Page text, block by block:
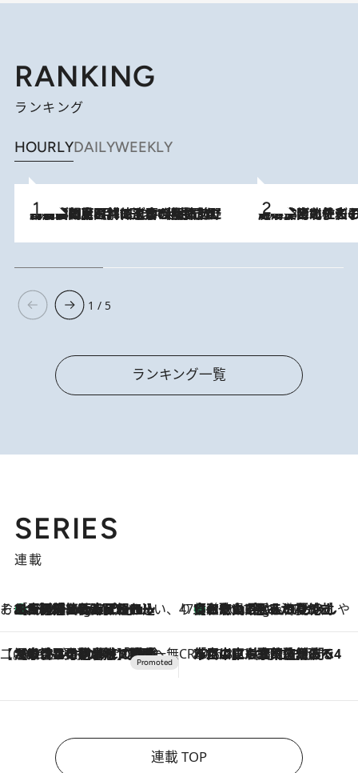
RANKING
ランキング
HOURLYDAILYWEEKLY
2026.8.8
「最後に見られてよかった」上野動物園の東園パンダ舎が解体前に特別公開。8月16日まで延長されたパネル展と共に辿る“半世紀”のパンダ飼育《解体工事の図面あり》 2026.8.3
《「文士の子ども被害者の会」発足！》阿川佐和子（72）が語る遠藤周作に北杜夫、劇作家・矢代静一の子どもたちの“文豪プライベート事件簿”
1 / 5
ランキング一覧
SERIES
連載
そおだよおこの関西おいしい、おやつ紀行1 Hour Ago
［大阪府箕面市］一皿一皿目の前で仕上げられる、料理を巧みに組み込んだアシェットデセールコース「ミチル アシェット デセール（Michiru assiette dessert）」 47都道府県の手みやげ ひんやりスイーツで夏を満喫
1 Hour Ago
【和歌山県】この夏絶対食べたい 冷やしておいしいおやつ3選 みかんがごろっと丸ごと入ったジュレ
【CREA×星野リゾート】唯一無二。癒しと発見が待つ場所へ
2026.8.7
【トンボの足水浴】ヒノキの香りに包まれて涼感マックス！約13℃の湧水かけ流しを避暑地「星野温泉 トンボの湯」で体験 CREA'S CHOICE
2026.8.7
「立川にも歌舞伎があるんだよ」 片岡仁左衛門・市川中車ら豪華座組みで4年目の立川立飛歌舞伎へ
連載 TOP